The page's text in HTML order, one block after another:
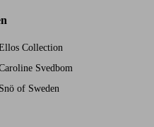
Collection
Svedbom
Snö of Sweden